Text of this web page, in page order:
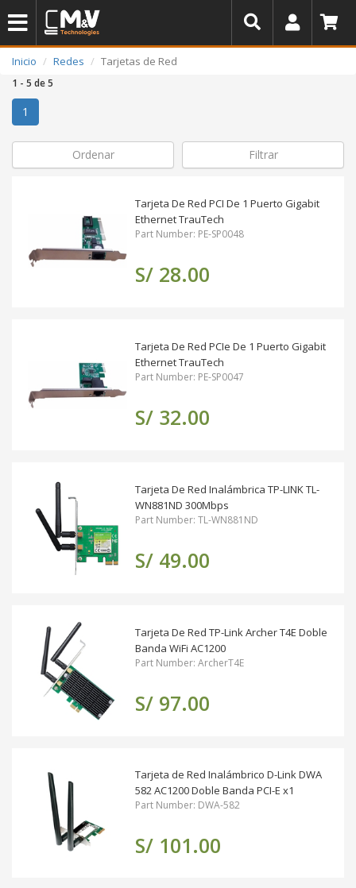
Inicio Redes Tarjetas de Red
1 - 5 de 5
1
Ordenar Filtrar
Tarjeta De Red PCI De 1 Puerto Gigabit
Ethernet TrauTech
Part Number: PE-SP0048
S/ 28.00
Tarjeta De Red PCIe De 1 Puerto Gigabit
Ethernet TrauTech
Part Number: PE-SP0047
S/ 32.00
Tarjeta De Red Inalámbrica TP-LINK TL-
WN881ND 300Mbps
Part Number: TL-WN881ND
S/ 49.00
Tarjeta De Red TP-Link Archer T4E Doble
Banda WiFi AC1200
Part Number: ArcherT4E
S/ 97.00
Tarjeta de Red Inalámbrico D-Link DWA
582 AC1200 Doble Banda PCI-E x1
Part Number: DWA-582
S/ 101.00